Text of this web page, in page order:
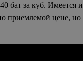
за куб.
приемлемой цене,